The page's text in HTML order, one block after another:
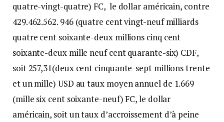
quatre-vingt-quatre) FC, le dollar américain, contre
429.462.562. 946 (quatre cent vingt-neuf milliards
quatre cent soixante-deux millions cinq cent
soixante-deux mille neuf cent quarante-six) CDF,
soit 257,31(deux cent cinquante-sept millions trente
et un mille) USD au taux moyen annuel de 1.669
(mille six cent soixante-neuf) FC, le dollar
américain, soit un taux d’accroissement d’à peine